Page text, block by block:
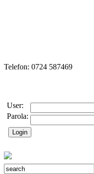
Telefon: 0724 587469
User:
Parola: